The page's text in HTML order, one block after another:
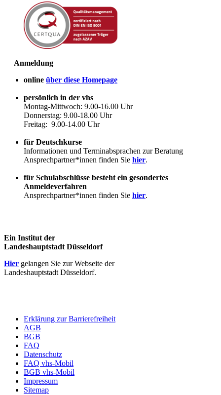
Anmeldung
online über diese Homepage
persönlich in der vhs
Montag-Mittwoch: 9.00-16.00 Uhr
Donnerstag: 9.00-18.00 Uhr
Freitag: 9.00-14.00 Uhr
für Deutschkurse
Informationen und Terminabsprachen zur Beratung
Ansprechpartner*innen finden Sie hier.
für Schulabschlüsse besteht ein gesondertes
Anmeldeverfahren
Ansprechpartner*innen finden Sie hier.
Ein Institut der
Landeshauptstadt Düsseldorf
Hier gelangen Sie zur Webseite der
Landeshauptstadt Düsseldorf.
Erklärung zur Barrierefreiheit
AGB
BGB
FAQ
Datenschutz
FAQ vhs-Mobil
BGB vhs-Mobil
Impressum
Sitemap